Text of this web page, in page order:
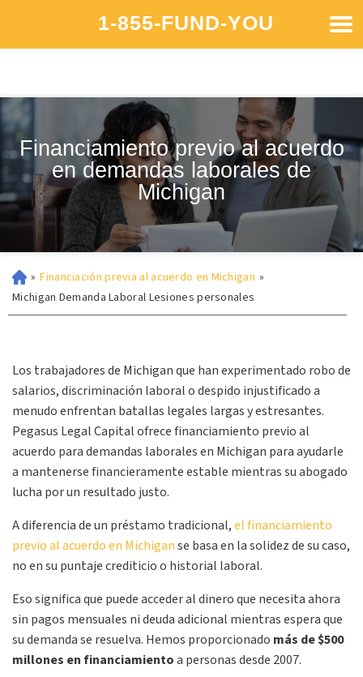
1-855-FUND-YOU
Financiamiento previo al acuerdo
en demandas laborales de
Michigan
» Financiación previa al acuerdo en Michigan »
Michigan Demanda Laboral Lesiones personales
Los trabajadores de Michigan que han experimentado robo de
salarios, discriminación laboral o despido injustificado a
menudo enfrentan batallas legales largas y estresantes.
Pegasus Legal Capital ofrece financiamiento previo al
acuerdo para demandas laborales en Michigan para ayudarle
a mantenerse financieramente estable mientras su abogado
lucha por un resultado justo.
A diferencia de un préstamo tradicional,el financiamiento
previo al acuerdo en Michiganse basa en la solidez de su caso,
no en su puntaje crediticio o historial laboral.
Eso significa que puede acceder al dinero que necesita ahora
sin pagos mensuales ni deuda adicional mientras espera que
su demanda se resuelva. Hemos proporcionado más de $500
millones en financiamientoa personas desde 2007.